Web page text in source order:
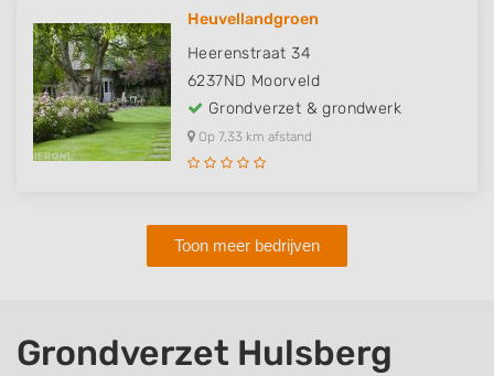
Heuvellandgroen
Heerenstraat 34
6237ND Moorveld
Grondverzet & grondwerk
Op 7,33 km afstand
Toon meer bedrijven
Grondverzet Hulsberg